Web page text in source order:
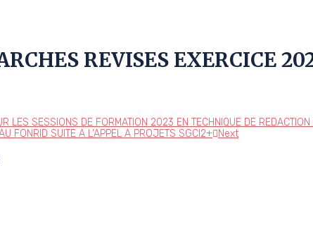
REVISES EXERCICE
LES SESSIONS DE FORMATION 2023 EN TECHNIQUE DE
FONRID SUITE A L’APPEL A PROJETS SGCI2+ Next